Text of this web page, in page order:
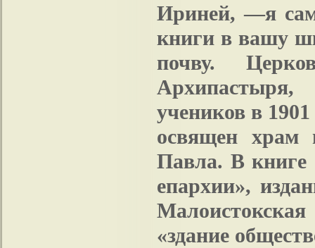
Ириней, —я
книги в вашу
почву.
учеников в
освящен храм
Павла. В книге
епархии»,
«здание